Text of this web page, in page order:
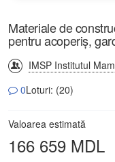
Materiale de
pentru acoperiș,
IMSP Institutul
0Loturi: (20)
Valoarea estimată
166 659 MDL